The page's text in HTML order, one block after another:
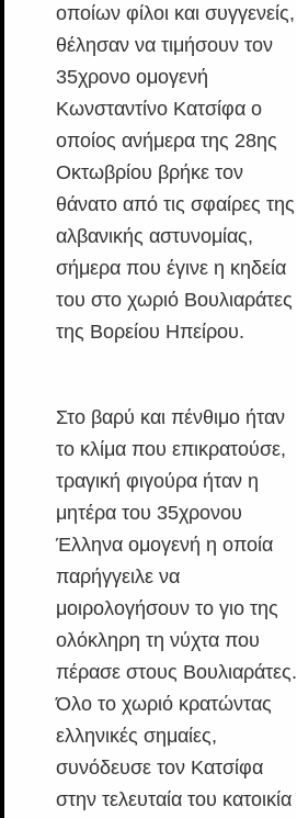
οποίων φίλοι και συγγενείς,
θέλησαν να τιμήσουν τον
35χρονο ομογενή
Κωνσταντίνο Κατσίφα ο
οποίος ανήμερα της 28ης
Οκτωβρίου βρήκε τον
θάνατο από τις σφαίρες της
αλβανικής αστυνομίας,
σήμερα που έγινε η κηδεία
του στο χωριό Βουλιαράτες
της Βορείου Ηπείρου.
Στο βαρύ και πένθιμο ήταν
το κλίμα που επικρατούσε,
τραγική φιγούρα ήταν η
μητέρα του 35χρονου
Έλληνα ομογενή η οποία
παρήγγειλε να
μοιρολογήσουν το γιο της
ολόκληρη τη νύχτα που
πέρασε στους Βουλιαράτες.
Όλο το χωριό κρατώντας
ελληνικές σημαίες,
συνόδευσε τον Κατσίφα
στην τελευταία του κατοικία